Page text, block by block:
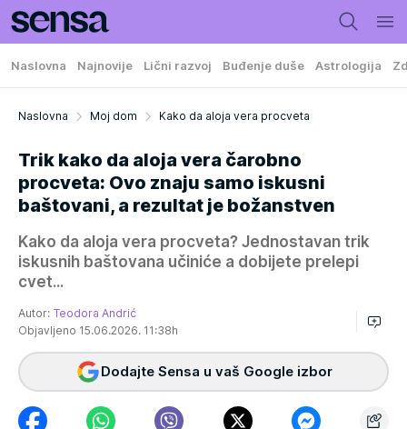
Naslovna Najnovije Lični razvoj Buđenje duše Astrologija
Naslovna Moj dom Kako da aloja vera procveta
Trik kako da aloja vera čarobno
procveta: Ovo znaju samo iskusni
baštovani, a rezultat je božanstven
Kako da aloja vera procveta? Jednostavan trik
iskusnih baštovana učiniće a dobijete prelepi
cvet...
Autor: Teodora Andrić
Objavljeno 15.06.2026. 11:38h
Dodajte Sensa u vaš Google izbor